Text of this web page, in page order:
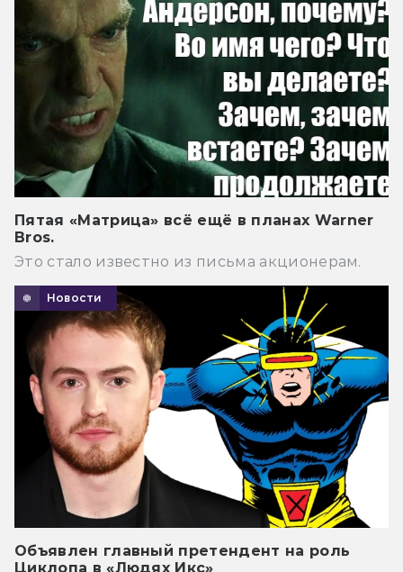
Пятая «Матрица» всё ещё в планах Warner
Bros.
Это стало известно из письма акционерам.
Новости
Объявлен главный претендент на роль
Циклопа в «Людях Икс»